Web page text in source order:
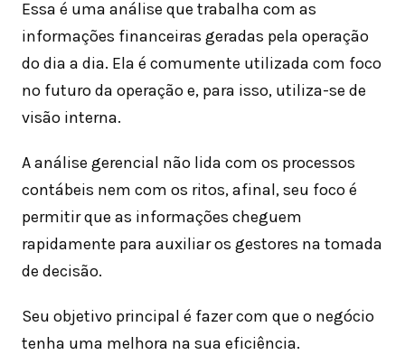
Essa é uma análise que trabalha com as
informações financeiras geradas pela operação
do dia a dia. Ela é comumente utilizada com foco
no futuro da operação e, para isso, utiliza-se de
visão interna.
A análise gerencial não lida com os processos
contábeis nem com os ritos, afinal, seu foco é
permitir que as informações cheguem
rapidamente para auxiliar os gestores na tomada
de decisão.
Seu objetivo principal é fazer com que o negócio
tenha uma melhora na sua eficiência.